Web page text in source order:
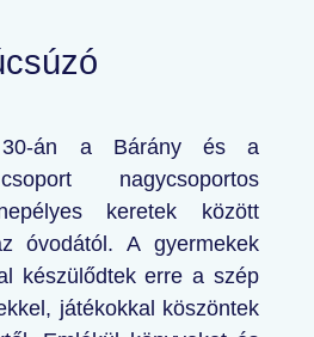
30-án a Bárány és a
nagycsoportos
keretek között
óvodától. A gyermekek
készülődtek erre a szép
játékokkal köszöntek